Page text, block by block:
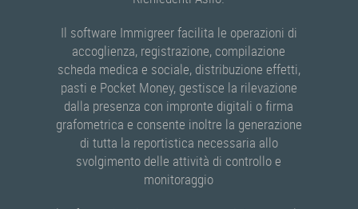
Il software Immigreer facilita le operazioni di
accoglienza, registrazione, compilazione
scheda medica e sociale, distribuzione effetti,
pasti e Pocket Money, gestisce la rilevazione
dalla presenza con impronte digitali o firma
grafometrica e consente inoltre la generazione
di tutta la reportistica necessaria allo
svolgimento delle attività di controllo e
monitoraggio